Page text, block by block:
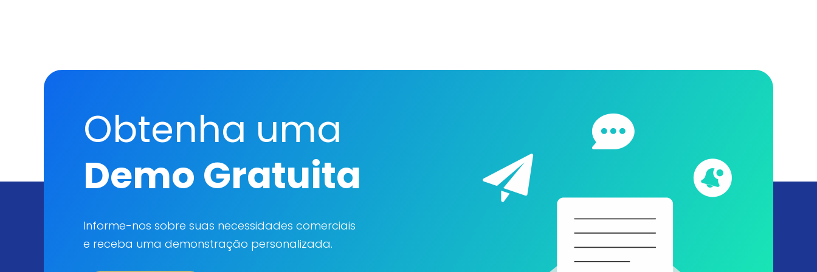
Obtenha uma
Demo Gratuita
Informe-nos sobre suas necessidades comerciais
e receba uma demonstração personalizada.